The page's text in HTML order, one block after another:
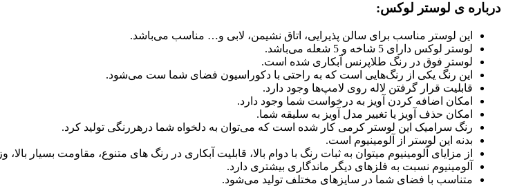
درباره ی لوستر لوکس:
این لوستر مناسب برای سالن پذیرایی، اتاق نشیمن، لابی و… مناسب می‌باشد.
لوستر لوکس دارای 5 شاخه و 5 شعله می‌باشد.
لوستر فوق در رنگ طلاپرنس آبکاری شده است.
این رنگ یکی از رنگ‌هایی است که به راحتی با دکوراسیون فضای شما ست می‌شود.
قابلیت قرار گرفتن لاله روی لامپ‌ها وجود دارد.
امکان اضافه کردن آویز به درخواست شما وجود دارد.
امکان حذف آویز یا تغییر مدل آویز به سلیقه شما.
رنگ سرامیک این لوستر کرمی کار شده است که می‌توان به دلخواه شما درهررنگی تولید کرد.
بدنه این لوستر از آلومینیوم است.
از مزایای آلومینیوم میتوان به ثبات رنگ با دوام بالا، قابلیت آبکاری در رنگ های متنوع، مقاومت بسیار
آلومینیوم نسبت به فلزهای دیگر ماندگاری بیشتری دارد.
متناسب با فضای شما در سایزهای مختلف تولید می‌شود.